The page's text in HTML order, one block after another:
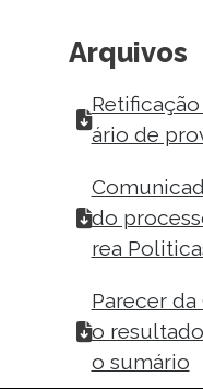
Arquivos
ário de
do
rea
Parecer
o
o sumário